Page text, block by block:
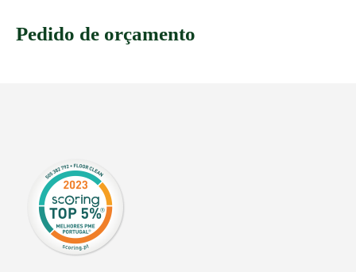
Pedido de orçamento